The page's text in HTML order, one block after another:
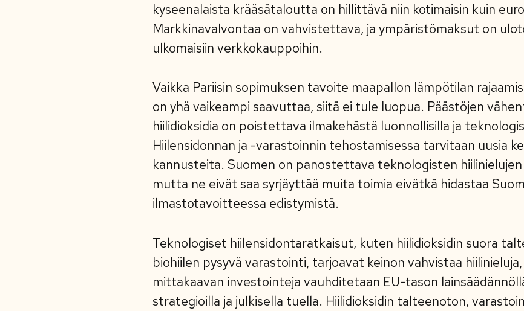
kyseenalaista krääsätaloutta on hillittävä niin kotimaisin kuin
Markkinavalvontaa on vahvistettava, ja ympäristömaksut on
ulkomaisiin verkkokauppoihin.
Vaikka Pariisin sopimuksen tavoite maapallon lämpötilan
on yhä vaikeampi saavuttaa, siitä ei tule luopua. Päästöjen
hiilidioksidia on poistettava ilmakehästä luonnollisilla ja
Hiilensidonnan ja -varastoinnin tehostamisessa tarvitaan uusia
kannusteita. Suomen on panostettava teknologisten
mutta ne eivät saa syrjäyttää muita toimia eivätkä hidastaa
ilmastotavoitteessa edistymistä.
Teknologiset hiilensidontaratkaisut, kuten hiilidioksidin suora
biohiilen pysyvä varastointi, tarjoavat keinon vahvistaa
mittakaavan investointeja vauhditetaan EU-tason
strategioilla ja julkisella tuella. Hiilidioksidin talteenoton,